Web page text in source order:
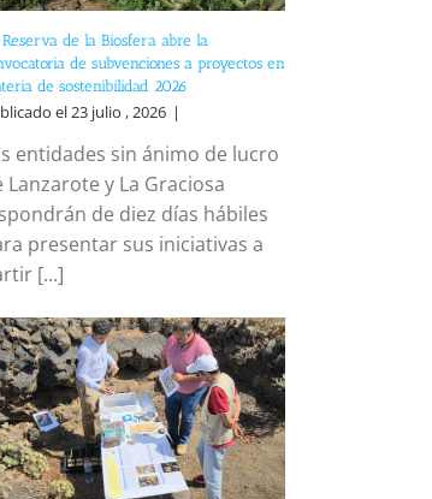
de la Biosfera abre la
de subvenciones a proyectos en
de sostenibilidad 2026
el 23 julio , 2026 |
entidades sin ánimo de lucro
Lanzarote y La Graciosa
de diez días hábiles
presentar sus iniciativas a
[...]